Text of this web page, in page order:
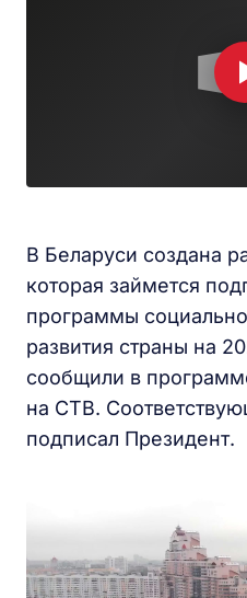
В Беларуси создана
которая займется
программы
развития страны на
сообщили в
на СТВ.
подписал Президент.